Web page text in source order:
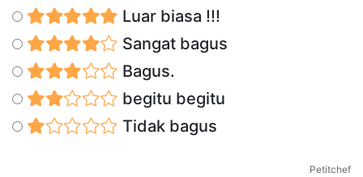
Luar biasa !!!
Sangat bagus
Bagus.
begitu begitu
Tidak bagus
Petitchef